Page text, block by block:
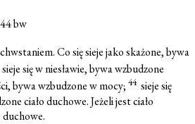
bw
Co się sieje jako skażone, bywa
sieje się w niesławie, bywa wzbudzone
bywa wzbudzone w mocy; 44 sieje się
ciało duchowe. Jeżeli jest ciało
duchowe.